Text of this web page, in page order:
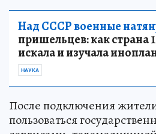
Над СССР военные
пришельцев: как страна
искала и изучала
НАУКА
После подключения
пользоваться